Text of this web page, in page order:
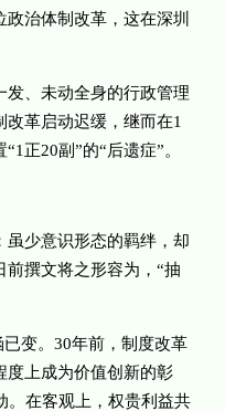
治体制改革，这在深圳
、未动全身的行政管理
革启动迟缓，继而在1
正20副”的“后遗症”。
少意识形态的羁绊，却
撰文将之形容为，“抽
变。30年前，制度改革
度上成为价值创新的彰
。在客观上，权贵利益共